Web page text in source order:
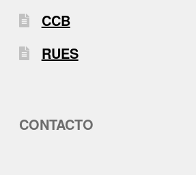
CCB
RUES
CONTACTO